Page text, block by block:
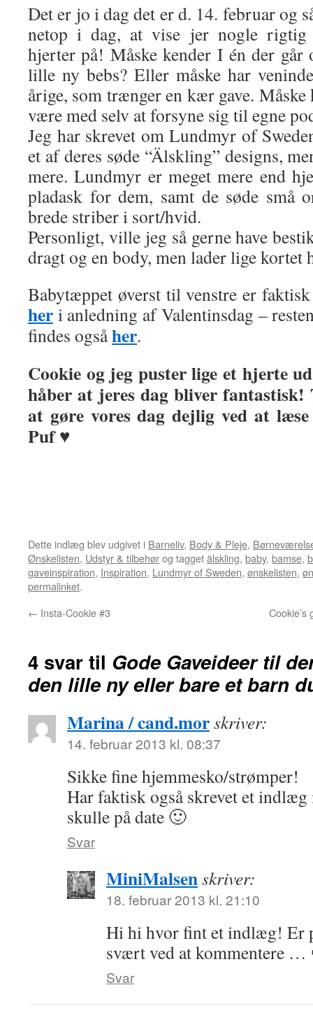
Det er jo i dag det er d. 14. februar og
netop i dag, at vise jer nogle rigtig
hjerter på! Måske kender I én der går
lille ny bebs? Eller måske har
årige, som trænger en kær gave. Måske
være med selv at forsyne sig til egne
Jeg har skrevet om Lundmyr of
et af deres søde “Älskling” designs,
mere. Lundmyr er meget mere end
pladask for dem, samt de søde små
brede striber i sort/hvid.
Personligt, ville jeg så gerne have
dragt og en body, men lader lige
Babytæppet øverst til venstre er
her i anledning af Valentinsdag –
findes ogsåher.
Cookie og jeg puster lige et hjerte
håber at jeres dag bliver
at gøre vores dag dejlig ved at
Puf ♥
Dette indlæg blev udgivet i Barneliv, Body & Pleje,
Ønskelisten, Udstyr & tilbehørog taggetälskling, baby, bamse,
gaveinspiration, Inspiration, Lundmyr of Sweden, ønskelisten,
permalinket.
← Insta-Cookie #3
4 svar til Gode Gaveideer til
den lille ny eller bare et barn
Marina / cand.morskriver:
14. februar 2013 kl. 08:37
Sikke fine hjemmesko/strømper!
Har faktisk også skrevet et
skulle på date 🙂
Svar
MiniMalsenskriver:
18. februar 2013 kl. 21:10
Hi hi hvor fint et indlæg! Er
svært ved at kommentere …
Svar